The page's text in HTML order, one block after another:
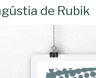
de Rubik